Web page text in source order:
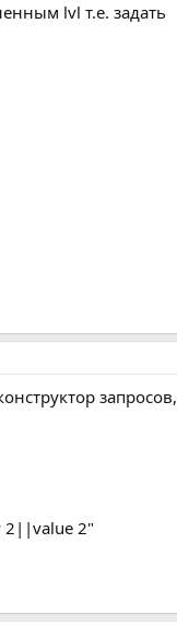
lvl т.е. задать
запросов,
2||value 2"